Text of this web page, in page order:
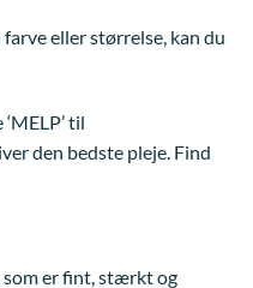
eller størrelse, kan du
til
den bedste pleje. Find
som er fint, stærkt og